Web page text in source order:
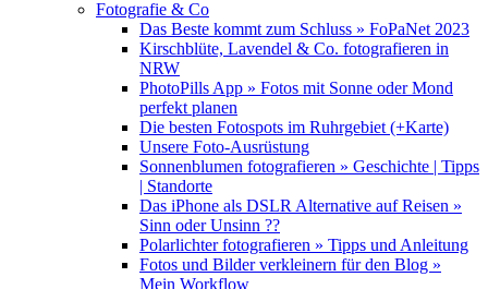
Fotografie & Co
Das Beste kommt zum Schluss » FoPaNet 2023
Kirschblüte, Lavendel & Co. fotografieren in
NRW
PhotoPills App » Fotos mit Sonne oder Mond
perfekt planen
Die besten Fotospots im Ruhrgebiet (+Karte)
Unsere Foto-Ausrüstung
Sonnenblumen fotografieren » Geschichte | Tipps
| Standorte
Das iPhone als DSLR Alternative auf Reisen »
Sinn oder Unsinn ??
Polarlichter fotografieren » Tipps und Anleitung
Fotos und Bilder verkleinern für den Blog »
Mein Workflow